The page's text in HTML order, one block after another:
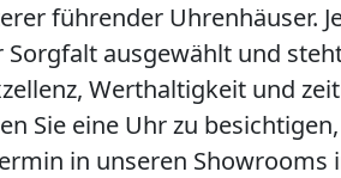
führender Uhrenhäuser.
ausgewählt und
Werthaltigkeit und
Sie eine Uhr zu
in unseren Showrooms